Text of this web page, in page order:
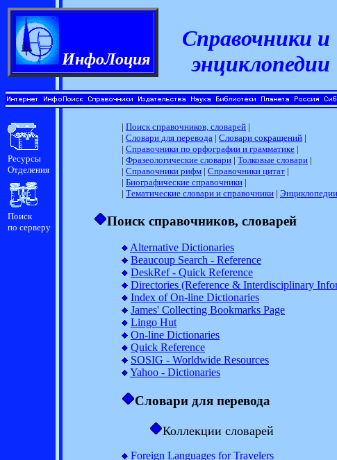
ИнфоЛоция
Справочники и
энциклопедии
Ресурсы
Отделения
Поиск
по серверу
| Поиск cправочников, словарей |
| Словари для перевода | Словари сокращений |
| Справочники по орфографии и грамматике |
| Фразеологические словари | Толковые словари |
| Справочники рифм | Справочники цитат |
| Биографические справочники |
| Тематические словари и справочники | Энциклопедии
Поиск cправочников, словарей
Alternative Dictionaries
Beaucoup Search - Reference
DeskRef - Quick Reference
Directories (Reference & Interdisciplinary
Index of On-line Dictionaries
James' Collecting Bookmarks Page
Lingo Hut
On-line Dictionaries
Quick Reference
SOSIG - Worldwide Resources
Yahoo - Dictionaries
Словари для перевода
Коллекции словарей
Foreign Languages for Travelers